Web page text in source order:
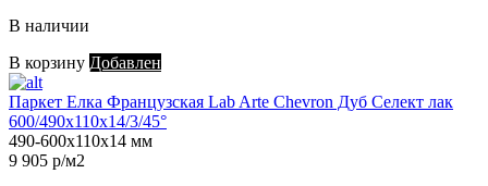
В наличии
В корзину Добавлен
Паркет Елка Французская Lab Arte Chevron Дуб Селект лак
600/490х110х14/3/45°
490-600х110х14 мм
9 905 р/м2